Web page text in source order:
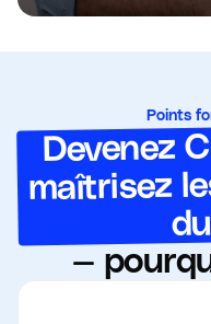
Points
Devenez
maîtrisez
—